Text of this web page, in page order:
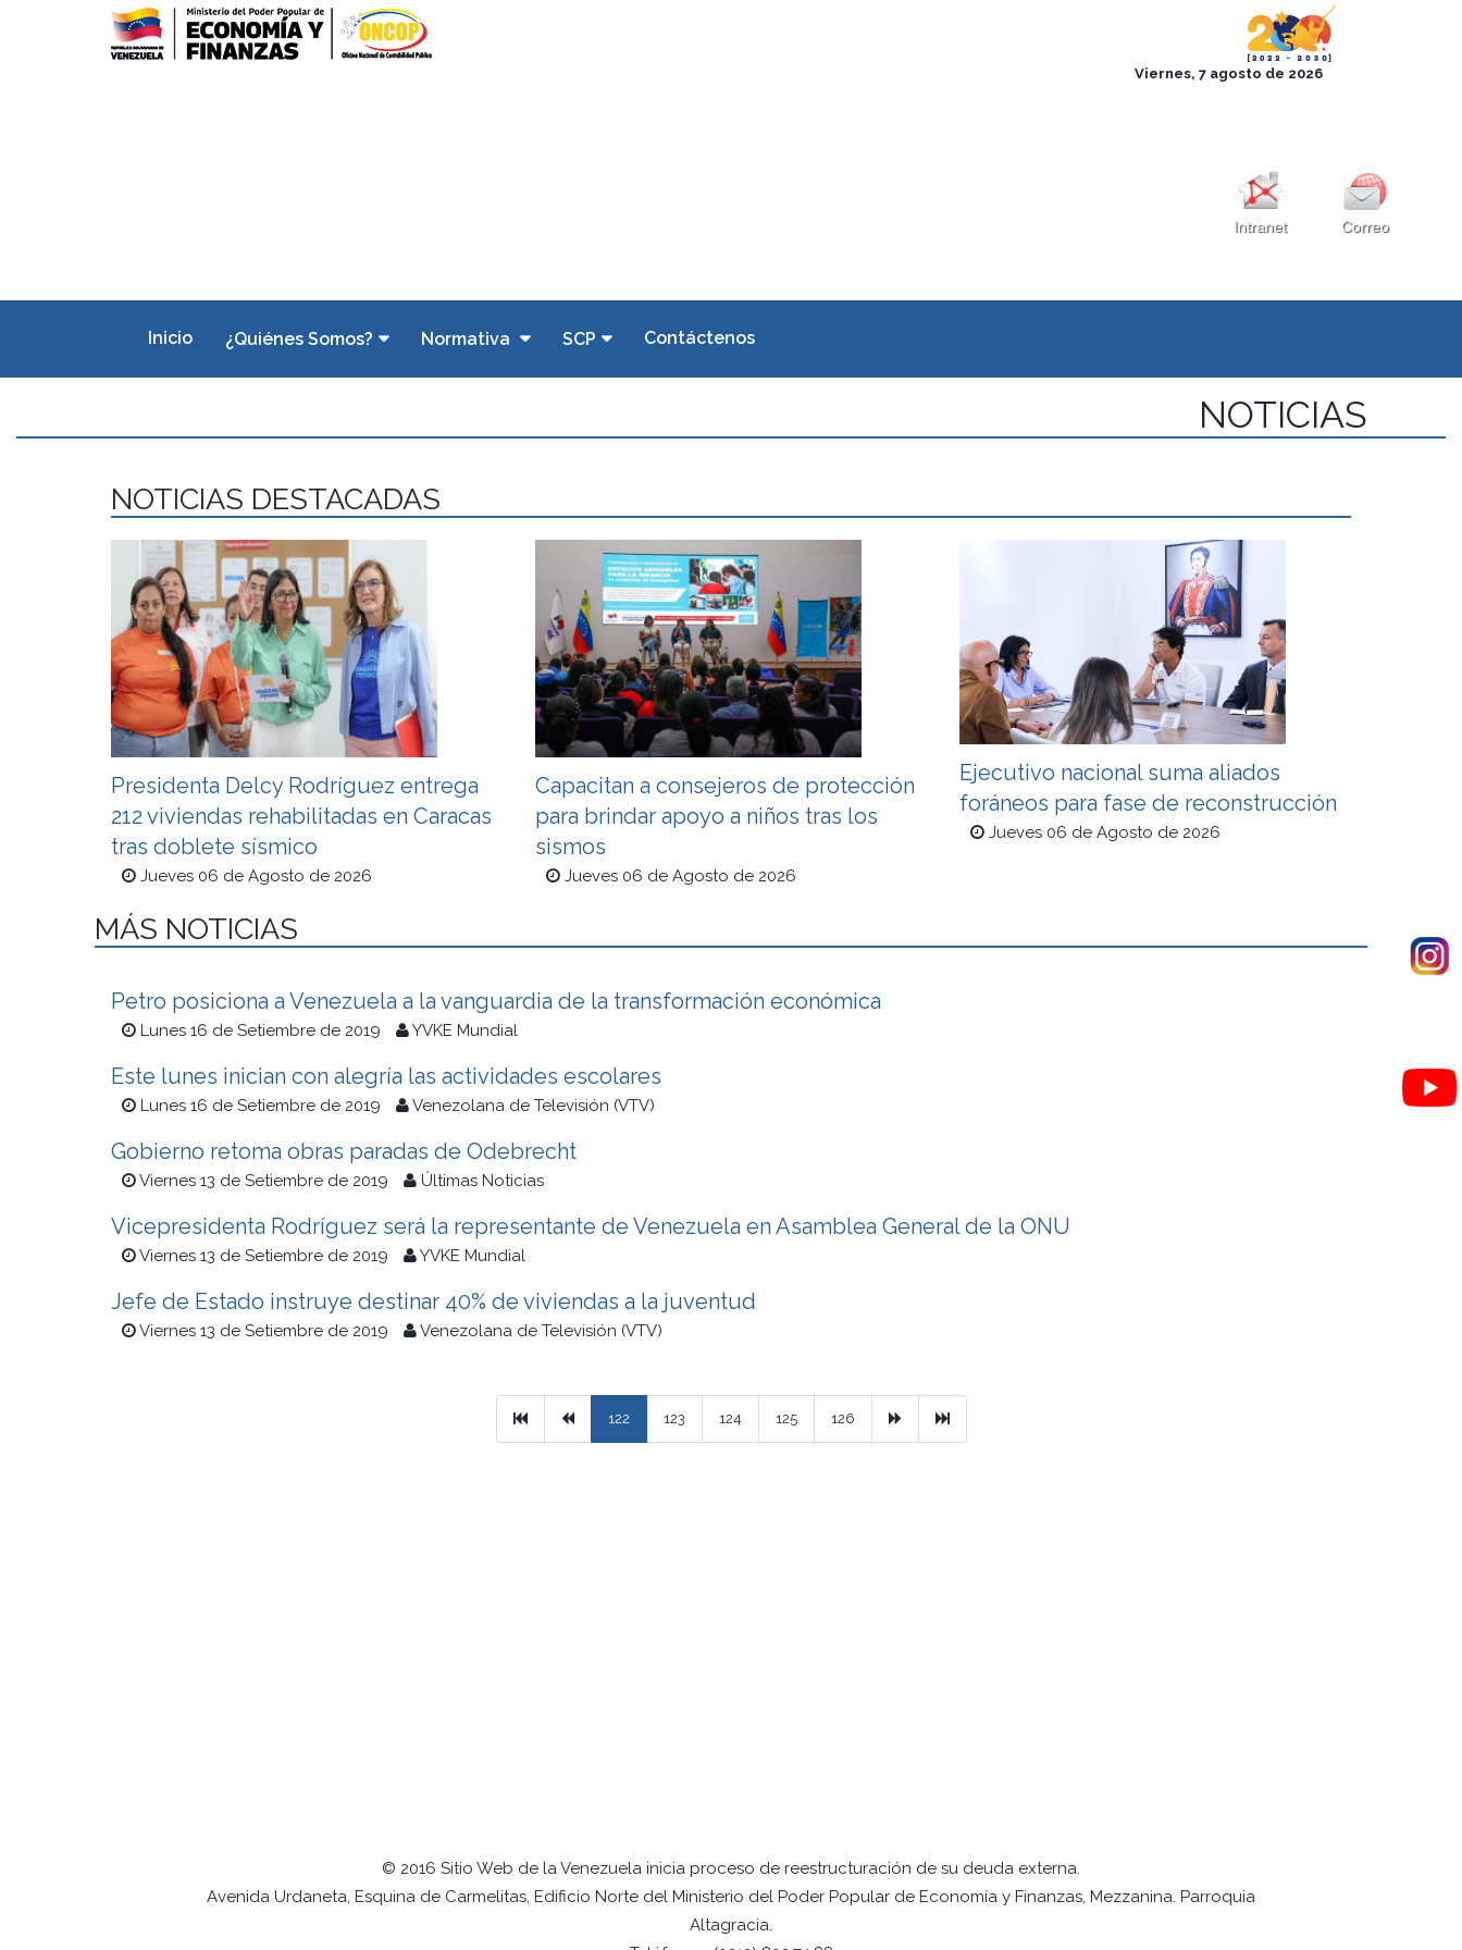
Correo
Intranet
Inicio ¿Quiénes Somos? Normativa SCP Contáctenos
NOTICIAS
NOTICIAS DESTACADAS
Presidenta Delcy Rodríguez entrega
212 viviendas rehabilitadas en Caracas
tras doblete sísmico
Jueves 06 de Agosto de 2026
Capacitan a consejeros de protección
para brindar apoyo a niños tras los
sismos
Jueves 06 de Agosto de 2026
Ejecutivo nacional suma aliados
foráneos para fase de reconstrucción
Jueves 06 de Agosto de 2026
MÁS NOTICIAS
Petro posiciona a Venezuela a la vanguardia de la transformación económica
Lunes 16 de Setiembre de 2019 YVKE Mundial
Este lunes inician con alegría las actividades escolares
Lunes 16 de Setiembre de 2019 Venezolana de Televisión (VTV)
Gobierno retoma obras paradas de Odebrecht
Viernes 13 de Setiembre de 2019 Últimas Noticias
Vicepresidenta Rodríguez será la representante de Venezuela en Asamblea General de la ONU
Viernes 13 de Setiembre de 2019 YVKE Mundial
Jefe de Estado instruye destinar 40% de viviendas a la juventud
Viernes 13 de Setiembre de 2019 Venezolana de Televisión (VTV)
PrimeraPrevious
122 123 124 125 126 Next Ultimo
© 2016 Sitio Web de la Venezuela inicia proceso de reestructuración de su deuda externa.
Avenida Urdaneta, Esquina de Carmelitas, Edificio Norte del Ministerio del Poder Popular de Economía y Finanzas, Mezzanina. Parroquia
Altagracia.